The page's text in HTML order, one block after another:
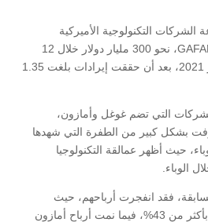
الشركات التكنولوجية الأميركية
العملاقة، والمعروفة باسم GAFAM، نحو 300 مليار دولار خلال 12
شهراً المنتهية في 30 سبتمبر 2021، بعد أن حققت إيرادات بلغت 1.35
التي تضم غوغل وأمازون،
بشكل كبير من الطفرة التي شهدها
حيث أظهر عمالقة التكنولوجيا
الوباء.
الـ 12 شهراً السابقة، فقد انفجرت أرباحهم، حيث
ارتفعت أرباح مايكروسوفت بأكثر من 43%، فيما نمت أرباح أمازون